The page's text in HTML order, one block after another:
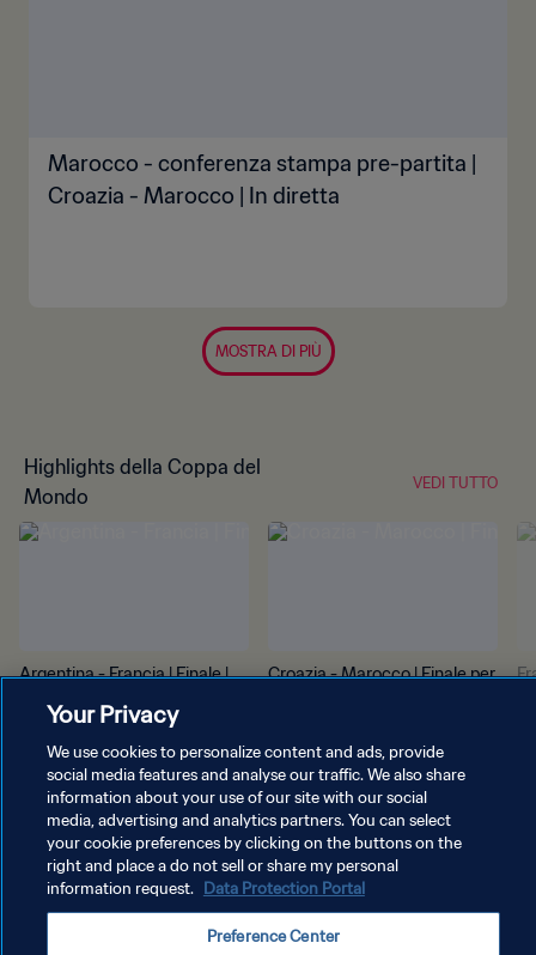
Marocco - conferenza stampa pre-partita |
Croazia - Marocco | In diretta
MOSTRA DI PIÙ
Highlights della Coppa del
Mondo
VEDI TUTTO
Argentina - Francia | Finale |
Coppa del Mondo FIFA Qatar
2022 | Highlights
Croazia - Marocco | Finale per
Highlights
Your Privacy
We use cookies to personalize content and ads, provide
social media features and analyse our traffic. We also share
information about your use of our site with our social
media, advertising and analytics partners. You can select
your cookie preferences by clicking on the buttons on the
right and place a do not sell or share my personal
information request. Data Protection Portal
Preference Center